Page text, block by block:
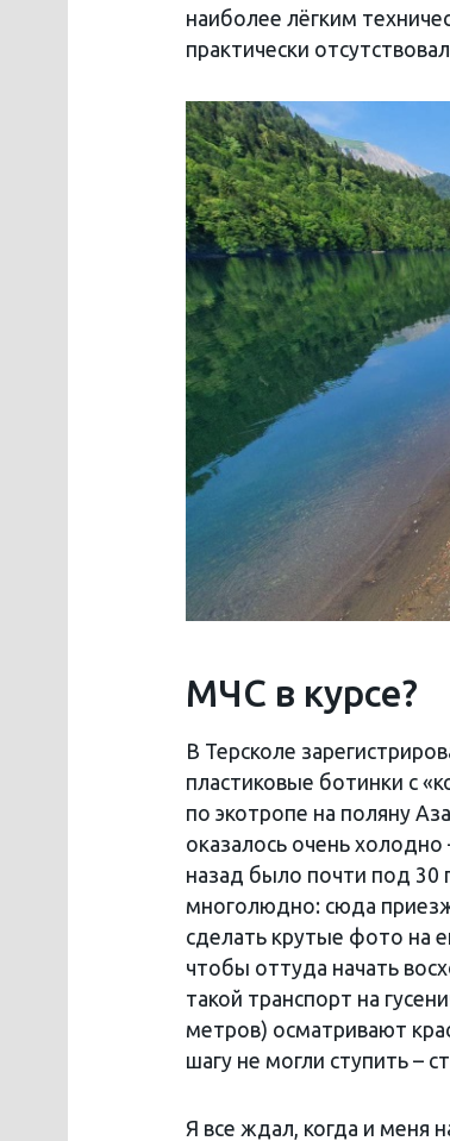
наиболее лёгким
практически
МЧС в курсе?
В Терсколе
пластиковые ботинки с
по экотропе на поляну
оказалось очень
назад было почти под
многолюдно: сюда
сделать крутые фото на
чтобы оттуда начать
такой транспорт на
метров) осматривают
шагу не могли ступить –
Я все ждал, когда и меня